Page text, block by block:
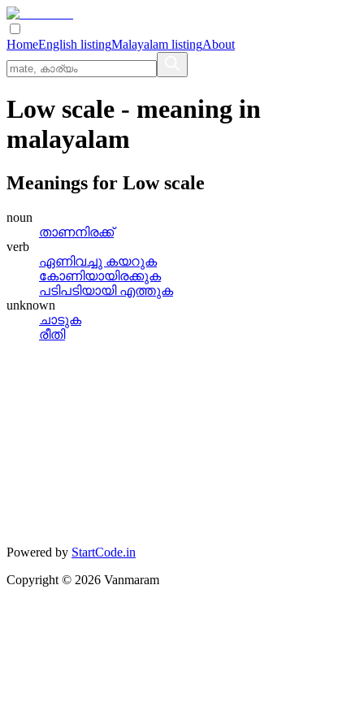
HomeEnglish listingMalayalam listingAbout
Low scale - meaning in
malayalam
Meanings for Low scale
noun
താണനിരക്ക്
verb
ഏണിവച്ചു കയറുക
കോണിയായിരക്കുക
പടിപടിയായി എത്തുക
unknown
ചാടുക
രീതി
Powered by StartCode.in
Copyright © 2026 Vanmaram